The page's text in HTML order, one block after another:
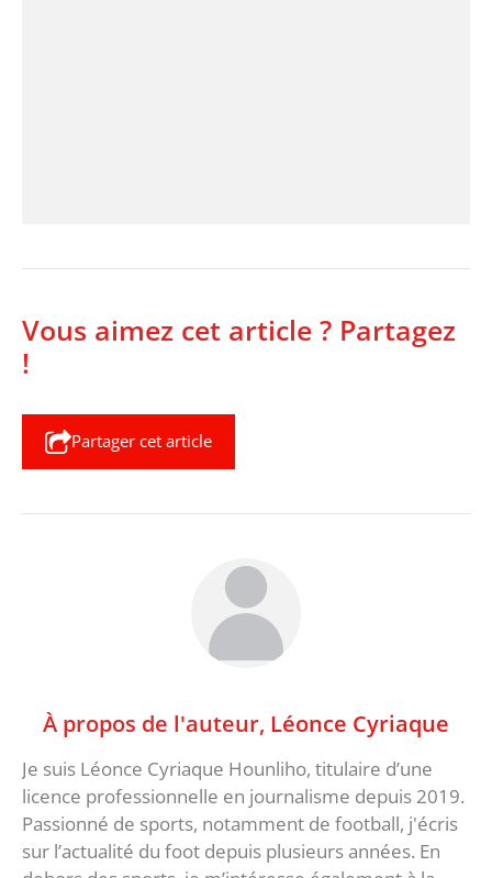
Vous aimez cet article ? Partagez
!
Partager cet article
À propos de l'auteur, Léonce Cyriaque
Je suis Léonce Cyriaque Hounliho, titulaire d’une
licence professionnelle en journalisme depuis 2019.
Passionné de sports, notamment de football, j'écris
sur l’actualité du foot depuis plusieurs années. En